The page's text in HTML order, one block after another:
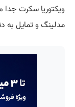
ویکتوریا سکرت جدا
مدلینگ و تمایل